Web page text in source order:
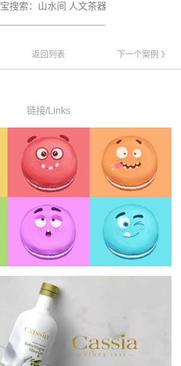
搜索：山水间 人文茶器
返回列表 下一个案例 》
链接/Links